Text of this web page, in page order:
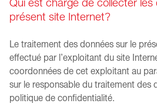
Qui est chargé de collecter les
présent site Internet?
Le traitement des données sur le
effectué par l’exploitant du site
coordonnées de cet exploitant au
sur le responsable du traitement des
politique de confidentialité.